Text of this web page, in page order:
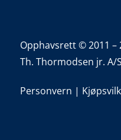
Opphavsrett © 2011 –
Th. Thormodsen jr.
Personvern |